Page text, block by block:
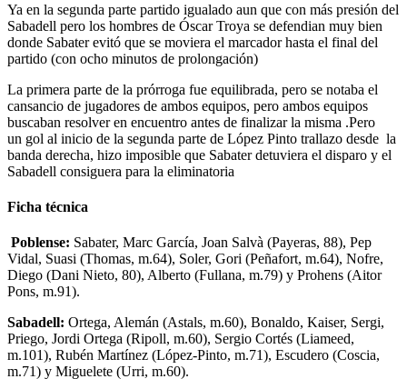
Ya en la segunda parte partido igualado aun que con más presión del
Sabadell pero los hombres de Óscar Troya se defendian muy bien
donde Sabater evitó que se moviera el marcador hasta el final del
partido (con ocho minutos de prolongación)
La primera parte de la prórroga fue equilibrada, pero se notaba el
cansancio de jugadores de ambos equipos, pero ambos equipos
buscaban resolver en encuentro antes de finalizar la misma .Pero
un gol al inicio de la segunda parte de López Pinto trallazo desde la
banda derecha, hizo imposible que Sabater detuviera el disparo y el
Sabadell consiguera para la eliminatoria
Ficha técnica
Poblense: Sabater, Marc García, Joan Salvà (Payeras, 88), Pep
Vidal, Suasi (Thomas, m.64), Soler, Gori (Peñafort, m.64), Nofre,
Diego (Dani Nieto, 80), Alberto (Fullana, m.79) y Prohens (Aitor
Pons, m.91).
Sabadell: Ortega, Alemán (Astals, m.60), Bonaldo, Kaiser, Sergi,
Priego, Jordi Ortega (Ripoll, m.60), Sergio Cortés (Liameed,
m.101), Rubén Martínez (López-Pinto, m.71), Escudero (Coscia,
m.71) y Miguelete (Urri, m.60).